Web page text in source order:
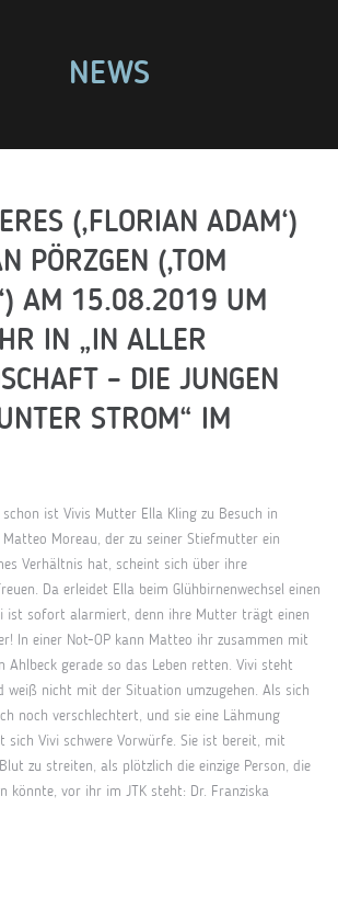
NEWS
(‚FLORIAN ADAM‘)
PÖRZGEN (‚TOM
AM 15.08.2019 UM
IN „IN ALLER
– DIE JUNGEN
STROM“ IM
schon ist Vivis Mutter Ella Kling zu Besuch in
Moreau, der zu seiner Stiefmutter ein
Verhältnis hat, scheint sich über ihre
Da erleidet Ella beim Glühbirnenwechsel einen
ist sofort alarmiert, denn ihre Mutter trägt einen
In einer Not-OP kann Matteo ihr zusammen mit
Ahlbeck gerade so das Leben retten. Vivi steht
weiß nicht mit der Situation umzugehen. Als sich
noch verschlechtert, und sie eine Lähmung
sich Vivi schwere Vorwürfe. Sie ist bereit, mit
zu streiten, als plötzlich die einzige Person, die
könnte, vor ihr im JTK steht: Dr. Franziska